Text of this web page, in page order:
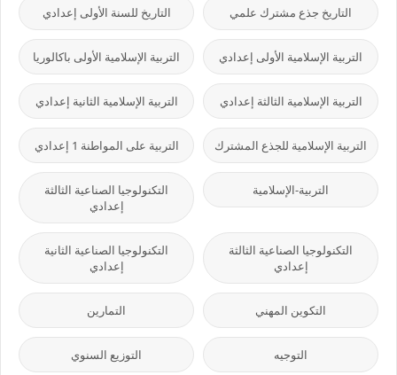
التاريخ جذع مشترك علمي التاريخ للسنة الأولى إعدادي
التربية الإسلامية الأولى إعدادي التربية الإسلامية الأولى باكالوريا
التربية الإسلامية الثالثة إعدادي التربية الإسلامية الثانية إعدادي
التربية الإسلامية للجذع المشترك التربية على المواطنة 1 إعدادي
التربية-الإسلامية
التكنولوجيا الصناعية الثالثة
إعدادي
التكنولوجيا الصناعية الثالثة
إعدادي
التكنولوجيا الصناعية الثانية
إعدادي
التكوين المهني التمارين
التوجيه التوزيع السنوي